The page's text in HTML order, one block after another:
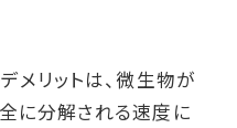
メリットは、微生物が
に分解される速度に